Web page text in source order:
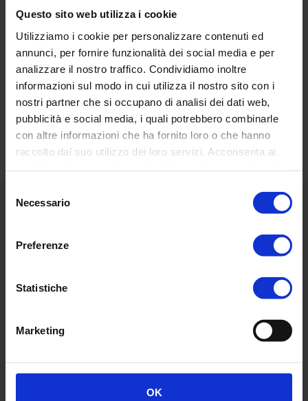
Questo sito web utilizza i cookie
Utilizziamo i cookie per personalizzare contenuti ed
annunci, per fornire funzionalità dei social media e per
analizzare il nostro traffico. Condividiamo inoltre
informazioni sul modo in cui utilizza il nostro sito con i
nostri partner che si occupano di analisi dei dati web,
pubblicità e social media, i quali potrebbero combinarle
con altre informazioni che ha fornito loro o che hanno
raccolto dal suo utilizzo dei loro servizi. Acconsenta ai
delNecessario
Preferenze
Statistiche
Marketing
OK
RECENSIONI DEI CLIENTI
Basata su 19 reviews Scrivi una recensione
Classic
National Geographic
Design